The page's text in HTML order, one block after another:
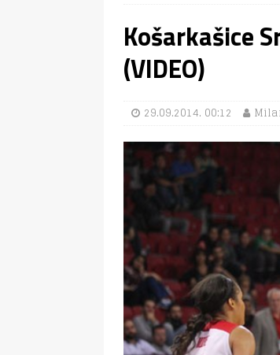
Košarkašice
(VIDEO)
29.09.2014. 00:12